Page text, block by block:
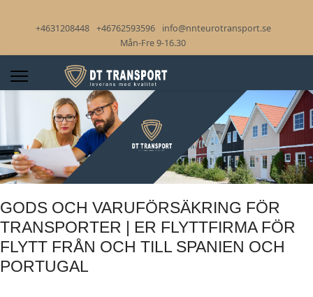
+4631208448 +46762593596
info@nnteurotransport.se
Mån-Fre 9-16.30
GODS OCH VARUFÖRSÄKRING FÖR
TRANSPORTER | ER FLYTTFIRMA FÖR
FLYTT FRÅN OCH TILL SPANIEN OCH
PORTUGAL